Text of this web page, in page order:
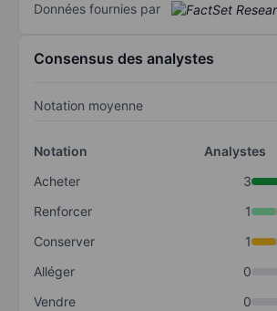
Données fournies par
Consensus des analystes
Notation moyenne
Notation
Analystes
Acheter
3
Renforcer
1
Conserver
1
Alléger
0
Vendre
0